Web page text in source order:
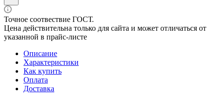
Точное соотвествие ГОСТ.
Цена действительна только для сайта и может отличаться от
указанной в прайс-листе
Описание
Характеристики
Как купить
Оплата
Доставка